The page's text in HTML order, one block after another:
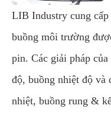
LIB Industry cung cấp
buồng môi trường
pin. Các giải pháp
độ, buồng nhiệt độ và
nhiệt, buồng rung &